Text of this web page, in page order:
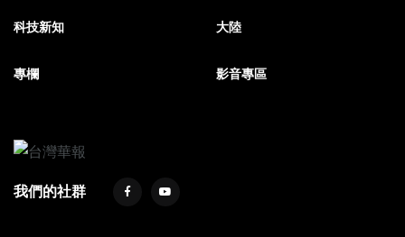
科技新知 大陸
專欄 影音專區
我們的社群